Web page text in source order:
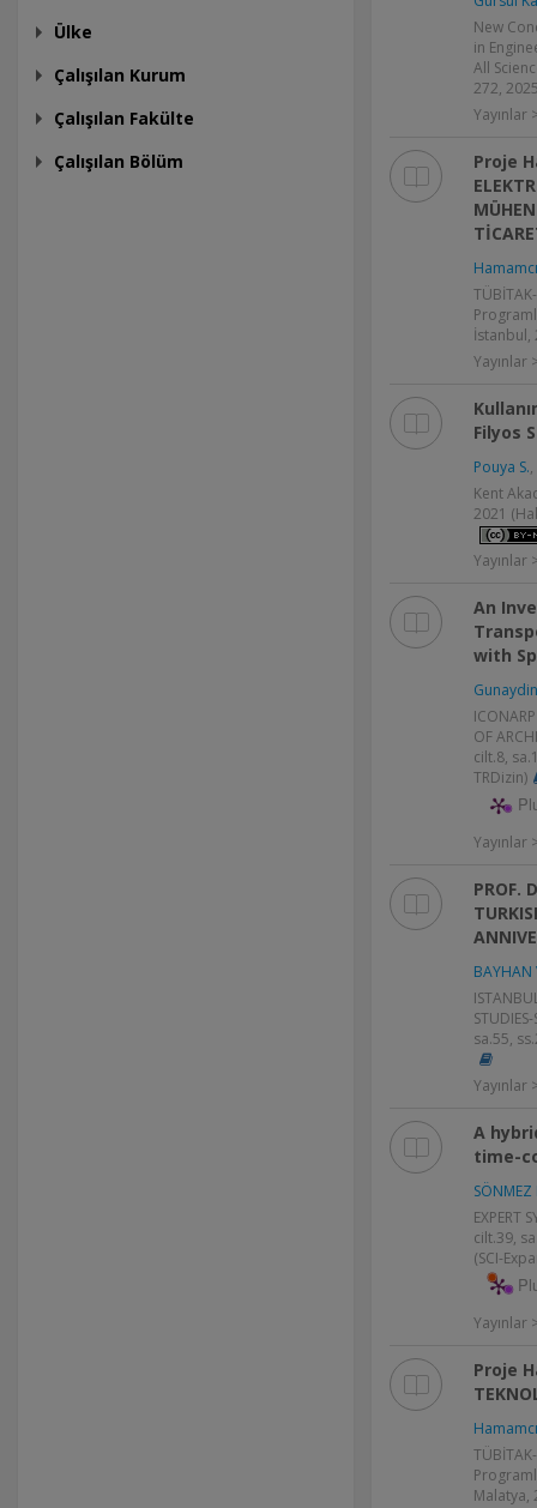
Ülke
Çalışılan Kurum
Çalışılan Fakülte
Çalışılan Bölüm
New
in
All
272,
Yayınlar
Proje
İstanbul,
Yayınlar
Filyos
Pouya S.,
Kent
2021
Yayınlar
An
with
OF
cilt.8,
TRDizin)
Yayınlar
PROF.
BAYHAN
sa.55,
Yayınlar
A
time-
SÖNMEZ
EXPERT
cilt.39,
(SCI-
Yayınlar
Proje
Malatya,